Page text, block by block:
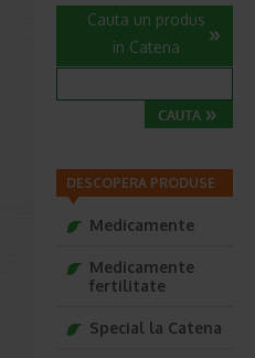
Cauta un produs
in Catena
DESCOPERA PRODUSE
Medicamente
Medicamente
fertilitate
Special la Catena